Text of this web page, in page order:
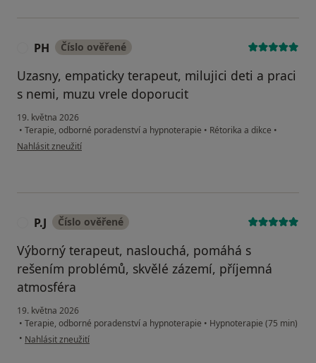
PH Číslo ověřené
Uzasny, empaticky terapeut, milujici deti a praci
s nemi, muzu vrele doporucit
19. května 2026
• Terapie, odborné poradenství a hypnoterapie • Rétorika a dikce •
podle názoru uživatele PH
Nahlásit zneužití
P.J Číslo ověřené
Výborný terapeut, naslouchá, pomáhá s
rešením problémů, skvělé zázemí, příjemná
atmosféra
19. května 2026
• Terapie, odborné poradenství a hypnoterapie • Hypnoterapie (75 min)
• podle názoru uživatele P.J
Nahlásit zneužití